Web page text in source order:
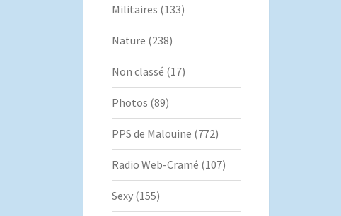
Militaires (133)
Nature (238)
Non classé (17)
Photos (89)
PPS de Malouine (772)
Radio Web-Cramé (107)
Sexy(155)